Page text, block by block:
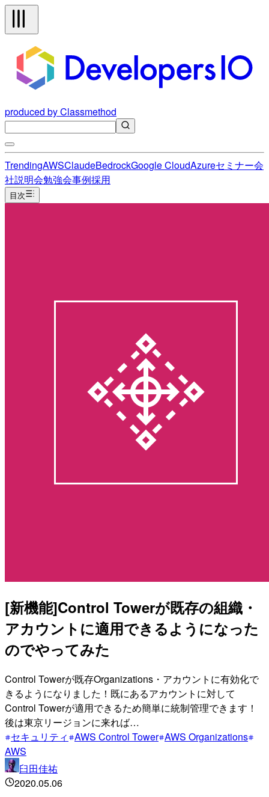
produced by Classmethod
TrendingAWSClaudeBedrockGoogle CloudAzureセミナー会
社説明会勉強会事例採用
目次
[新機能]Control Towerが既存の組織・
アカウントに適用できるようになった
のでやってみた
Control Towerが既存Organizations・アカウントに有効化で
きるようになりました！既にあるアカウントに対して
Control Towerが適用できるため簡単に統制管理できます！
後は東京リージョンに来れば…
セキュリティ AWS Control Tower AWS Organizations
AWS
臼田佳祐
2020.05.06